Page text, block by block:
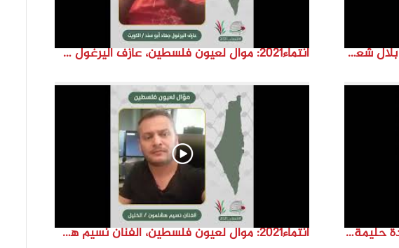
انتماء2021: موال لعيون فلسطين، الفنان بلال شعبان، الدنمارك انتماء2021: موال لعيون فلسطين، عازف اليرغول جهاد أبو سند، الكويت
انتماء2021: موال لعيون فلسطين، المنشدة حليمة المصري، لبنان انتماء2021: موال لعيون فلسطين، الفنان نسيم هشلمون، فلسطين